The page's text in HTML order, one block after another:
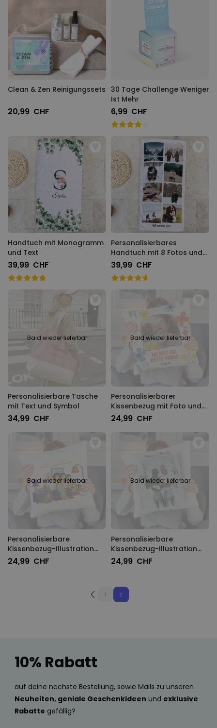
Clean & Zen Reinigungssets
20,99 CHF
30 Tage Challenge Weniger
Ist Mehr
6,99 CHF
Handtuch mit Monogramm
und Text
39,99 CHF
Personalisierbares
Handtuch mit 8 Fotos und
Text
39,99 CHF
Bald wieder lieferbar
Personalisierbare Tasche
mit Text und Symbol
34,99 CHF
Bald wieder lieferbar
Personalisierbarer
Kissenbezug mit Foto und
Text
24,99 CHF
Bald wieder lieferbar
Personalisierbare
Kissenbezug-Illustration
Cartoon Familie
24,99 CHF
Bald wieder lieferbar
Personalisierbare
Kissenbezug-Illustration
Freundinnen im Winter
24,99 CHF
1 2
10% Rabatt
auf deine nächste Bestellung, sowie Mails zu unseren
Neuheiten, geniale Geschenkideen und exklusive
Rabatte gefällig?